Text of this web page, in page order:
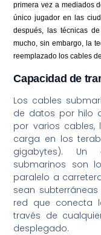
primera vez a mediados
único jugador en las
después, las técnicas
mucho, sin embargo, la
reemplazado los cables
Capacidad de
Los cables
de datos por hilo
por varios
carga en los
gigabytes). Un
submarinos son
paralelo a
sean
red que conecta
través de
desplegado.